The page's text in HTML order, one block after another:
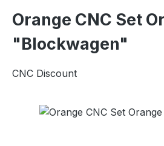
Orange CNC Set
"Blockwagen"
CNC Discount
Bildergalerie überspringen